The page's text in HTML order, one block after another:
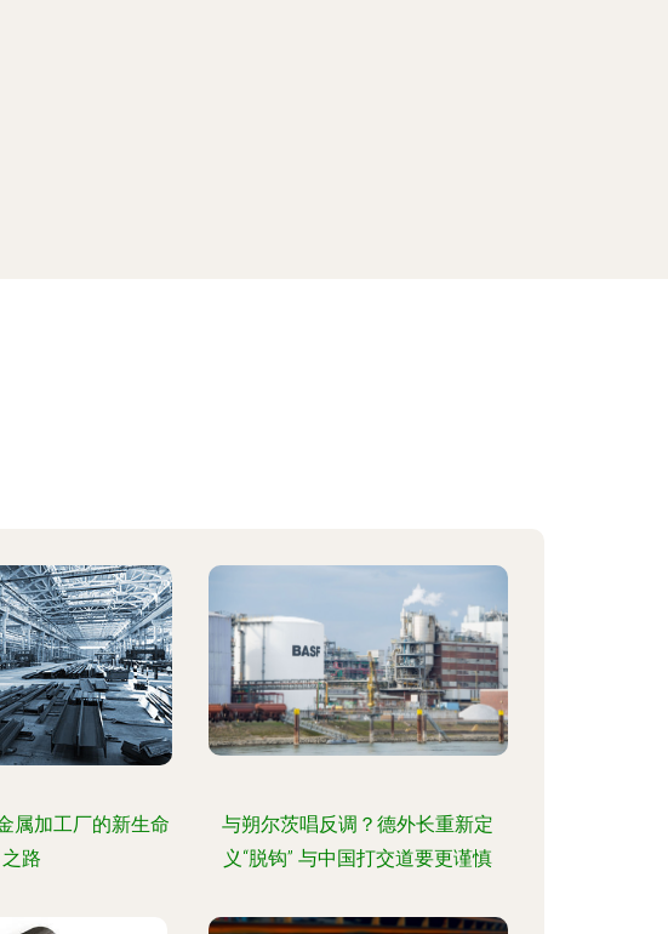
属加工厂的新生命
之路
与朔尔茨唱反调？德外长重新定
义“脱钩” 与中国打交道要更谨慎